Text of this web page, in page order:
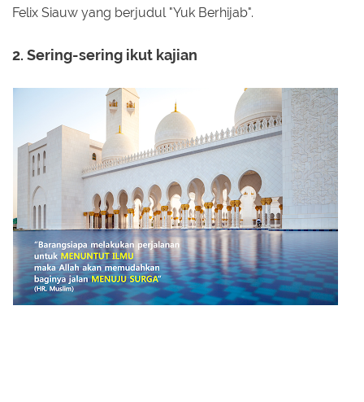
Felix Siauw yang berjudul "Yuk Berhijab".
2. Sering-sering ikut kajian